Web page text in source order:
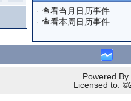
· 查看当月日历事件
· 查看本周日历事件
Powered
Licensed to: